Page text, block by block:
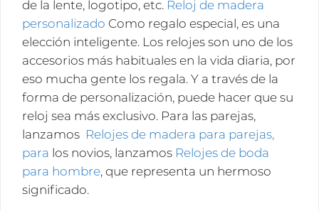
de la lente, logotipo, etc. Reloj de madera
personalizado Como regalo especial, es una
elección inteligente. Los relojes son uno de los
accesorios más habituales en la vida diaria, por
eso mucha gente los regala. Y a través de la
forma de personalización, puede hacer que su
reloj sea más exclusivo. Para las parejas,
lanzamos Relojes de madera para parejas,
para los novios, lanzamos Relojes de boda
para hombre, que representa un hermoso
significado.